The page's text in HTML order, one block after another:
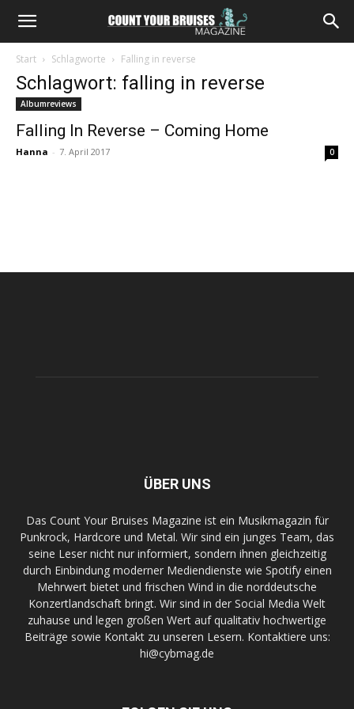
Start Schlagworte Falling in reverse
Schlagwort: falling in reverse
Albumreviews
Falling In Reverse – Coming Home
Hanna - 7. April 2017 0
ÜBER UNS
Das Count Your Bruises Magazine ist ein Musikmagazin für
Punkrock, Hardcore und Metal. Wir sind ein junges Team, das
seine Leser nicht nur informiert, sondern ihnen gleichzeitig
durch Einbindung moderner Mediendienste wie Spotify einen
Mehrwert bietet und frischen Wind in die norddeutsche
Konzertlandschaft bringt. Wir sind in der Social Media Welt
zuhause und legen großen Wert auf qualitativ hochwertige
Beiträge sowie Kontakt zu unseren Lesern. Kontaktiere uns:
hi@cybmag.de